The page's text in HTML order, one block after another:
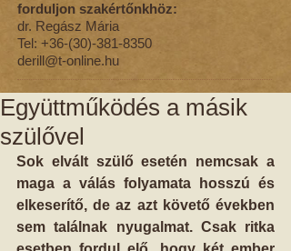
forduljon szakértőnkhöz:
dr. Regász Mária
Tel: +36-(30)-381-8350
derill@t-online.hu
Együttműködés a másik
szülővel
Sok elvált szülő esetén nemcsak a
maga a válás folyamata hosszú és
elkeserítő, de az azt követő években
sem találnak nyugalmat. Csak ritka